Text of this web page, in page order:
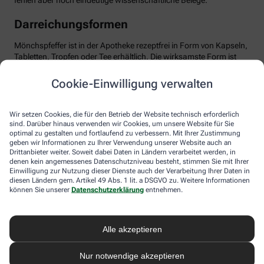
Cookie-Einwilligung verwalten
Wir setzen Cookies, die für den Betrieb der Website technisch erforderlich
sind. Darüber hinaus verwenden wir Cookies, um unsere Website für Sie
optimal zu gestalten und fortlaufend zu verbessern. Mit Ihrer Zustimmung
geben wir Informationen zu Ihrer Verwendung unserer Website auch an
Drittanbieter weiter. Soweit dabei Daten in Ländern verarbeitet werden, in
denen kein angemessenes Datenschutzniveau besteht, stimmen Sie mit Ihrer
Einwilligung zur Nutzung dieser Dienste auch der Verarbeitung Ihrer Daten in
diesen Ländern gem. Artikel 49 Abs. 1 lit. a DSGVO zu. Weitere Informationen
können Sie unserer Datenschutzerklärung entnehmen.
Alle akzeptieren
Nur notwendige akzeptieren
Darreichungsformen
Mönchspfeffer ist in der Apotheke rezeptfrei in Form von Kapseln,
Tabletten, Tropfen oder Tee erhältlich. Die wirksamste Form ist
mg pro Tag. Wichtig: Man sollte Geduld haben und das Präparat
mindestens über drei Menstruationszyklen einnehmen, bis sich
Regel gut verträglich. Dennoch sollten Sie die Anwendung ärztlich
besprechen, besonders bei gleichzeitiger Einnahme von
Medikamenten, die auf Dopamin-Rezeptoren wirken,
beispielsweise bei psychischen Erkrankungen. Ebenso sollte
Mönchspfeffer nicht in Schwangerschaft oder Stillzeit
eingenommen werden, da er u.a. die Milchproduktion stören
kann.